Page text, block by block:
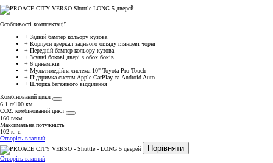
Особливості комплектації
+ Задній бампер кольору кузова
+ Корпуси дзеркал заднього огляду глянцеві чорні
+ Передній бампер кольору кузова
+ Зсувні бокові двері з обох боків
+ 6 динаміків
+ Мультимедійна система 10" Toyota Pro Touch
+ Підтримка систем Apple CarPlay та Android Auto
+ Шторка багажного відділення
Комбінований цикл
6.1 л/100 км
СО2: комбінований цикл
160 г/км
Максимальна потужність
102 к. с.
Створіть власний
Порівняти
Створіть власний